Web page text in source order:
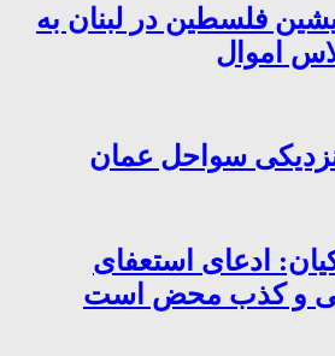
فلسطین در لبنان به
اموال
نزدیکی سواحل عمان
ادعای استعفای
و کذب محض است